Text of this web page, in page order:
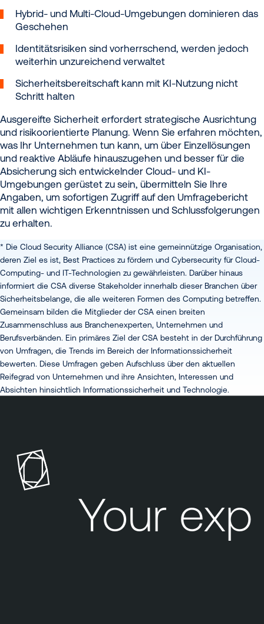
Hybrid- und Multi-Cloud-Umgebungen dominieren das
Geschehen
Identitätsrisiken sind vorherrschend, werden jedoch
weiterhin unzureichend verwaltet
Sicherheitsbereitschaft kann mit KI-Nutzung nicht
Schritt halten
Ausgereifte Sicherheit erfordert strategische Ausrichtung
und risikoorientierte Planung. Wenn Sie erfahren möchten,
was Ihr Unternehmen tun kann, um über Einzellösungen
und reaktive Abläufe hinauszugehen und besser für die
Absicherung sich entwickelnder Cloud- und KI-
Umgebungen gerüstet zu sein, übermitteln Sie Ihre
Angaben, um sofortigen Zugriff auf den Umfragebericht
mit allen wichtigen Erkenntnissen und Schlussfolgerungen
zu erhalten.
* Die Cloud Security Alliance (CSA) ist eine gemeinnützige Organisation,
deren Ziel es ist, Best Practices zu fördern und Cybersecurity für Cloud-
Computing- und IT-Technologien zu gewährleisten. Darüber hinaus
informiert die CSA diverse Stakeholder innerhalb dieser Branchen über
Sicherheitsbelange, die alle weiteren Formen des Computing betreffen.
Gemeinsam bilden die Mitglieder der CSA einen breiten
Zusammenschluss aus Branchenexperten, Unternehmen und
Berufsverbänden. Ein primäres Ziel der CSA besteht in der Durchführung
von Umfragen, die Trends im Bereich der Informationssicherheit
bewerten. Diese Umfragen geben Aufschluss über den aktuellen
Reifegrad von Unternehmen und ihre Ansichten, Interessen und
Absichten hinsichtlich Informationssicherheit und Technologie.
Your